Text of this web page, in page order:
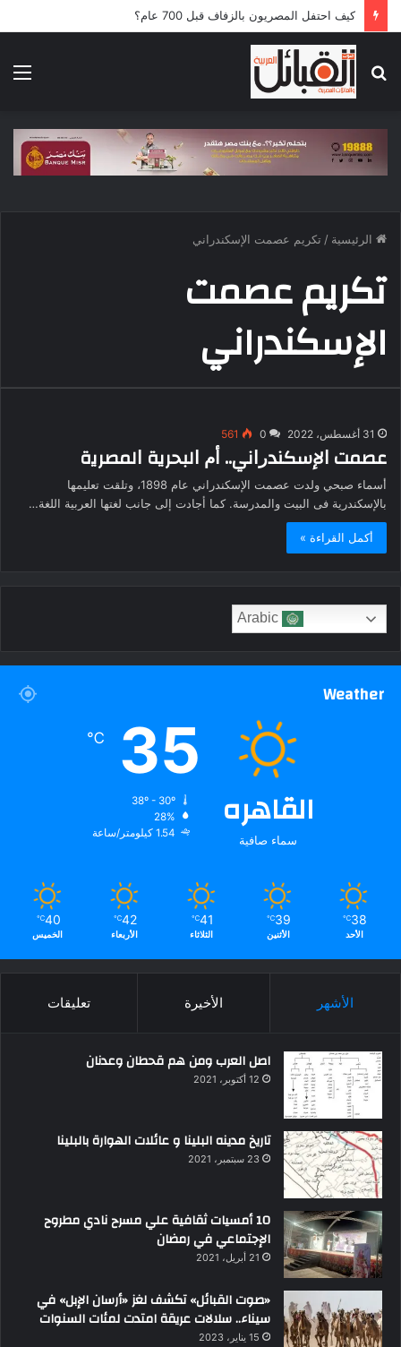
كيف احتفل المصريون بالزفاف قبل 700 عام؟
عن
الرئيسية / تكريم عصمت الإسكندراني
تكريم عصمت
الإسكندراني
31 أغسطس، 2022 0
561
ﻋﺼﻤﺖ ﺍﻹﺳﻜﻨﺪﺭﺍني.. ﺃﻡ ﺍﻟﺒﺤﺮﻳﺔ ﺍﻟﻤﺼﺮﻳة
أسماء صبحي ﻭﻟﺪﺕ عصمت الإسكندراني ﻋﺎﻡ 1898، ﻭﺗﻠﻘﺖ ﺗﻌﻠﻴﻤﻬﺎ
ﺑﺎﻹﺳﻜﻨﺪﺭﻳﺔ فى ﺍﻟﺒﻴﺖ والمدرسة. كما ﺃﺟﺎﺩﺕ ﺇﻟﻰ ﺟﺎﻧﺐ ﻟﻐﺘﻬﺎ ﺍﻟﻌﺮﺑﻴﺔ اللغة…
أكمل القراءة »
Weather
القاهره
سماء صافية
35
℃
28%
1.54 كيلومتر/ساعة
38
℃
الأحد
39
℃
الأثنين
41
℃
الثلاثاء
42
℃
الأربعاء
40
℃
الخميس
الأشهر الأخيرة تعليقات
اصل العرب ومن هم قحطان وعدنان
12 أكتوبر، 2021
تاريخ مدينه البلينا و عائلات الهوارة بالبلينا
23 سبتمبر، 2021
10 أمسيات ثقافية علي مسرح نادي مطروح
الإجتماعي في رمضان
21 أبريل، 2021
«صوت القبائل» تكشف لغز «أرسان الإبل» في
سيناء.. سلالات عريقة امتدت لمئات السنوات
15 يناير، 2023